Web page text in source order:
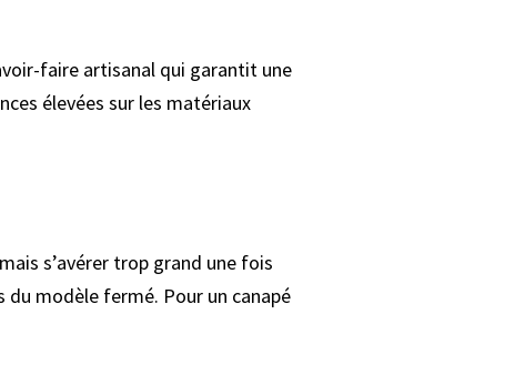
faire artisanal qui garantit une
élevées sur les matériaux
s’avérer trop grand une fois
du modèle fermé. Pour un canapé